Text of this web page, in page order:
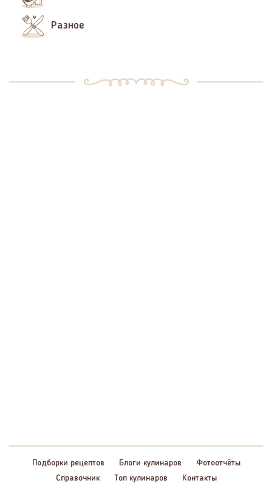
Разное
Подборки рецептов Блоги кулинаров
Фотоотчёты
Справочник
Топ кулинаров Контакты